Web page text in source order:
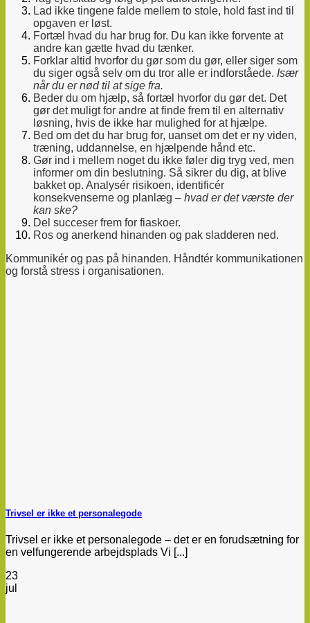
Lad ikke tingene falde mellem to stole, hold fast ind til
opgaven er løst.
Fortæl hvad du har brug for. Du kan ikke forvente at
andre kan gætte hvad du tænker.
Forklar altid hvorfor du gør som du gør, eller siger som
du siger også selv om du tror alle er indforståede. Især
når du er nød til at sige fra.
Beder du om hjælp, så fortæl hvorfor du gør det. Det
gør det muligt for andre at finde frem til en alternativ
løsning, hvis de ikke har mulighed for at hjælpe.
Bed om det du har brug for, uanset om det er ny viden,
træning, uddannelse, en hjælpende hånd etc.
Gør ind i mellem noget du ikke føler dig tryg ved, men
informer om din beslutning. Så sikrer du dig, at blive
bakket op. Analysér risikoen, identificér
konsekvenserne og planlæg – hvad er det værste der
kan ske?
Del succeser frem for fiaskoer.
Ros og anerkend hinanden og pak sladderen ned.
Kommunikér og pas på hinanden. Håndtér kommunikationen
og forstå stress i organisationen.
Trivsel er ikke et personalegode
Trivsel er ikke et personalegode – det er en forudsætning for
en velfungerende arbejdsplads Vi [...]
23
jul